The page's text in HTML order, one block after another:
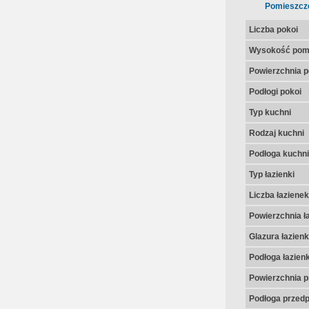
Liczba pokoi
Wysokość
Powierzchnia
Podłogi pokoi
Typ kuchni
Rodzaj kuchni
Podłoga kuchni
Typ łazienki
Liczba łazienek
Powierzchnia
Glazura
Podłoga
Powierzchnia
Podłoga